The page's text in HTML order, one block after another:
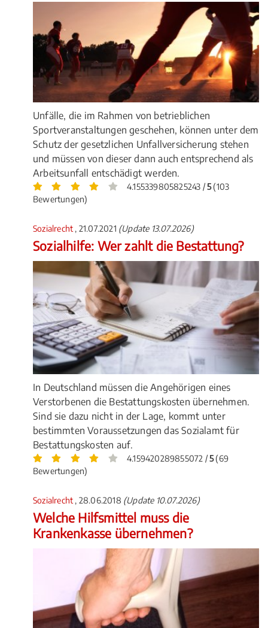
Unfälle, die im Rahmen von betrieblichen
Sportveranstaltungen geschehen, können unter dem
Schutz der gesetzlichen Unfallversicherung stehen
und müssen von dieser dann auch entsprechend als
Arbeitsunfall entschädigt werden.
4.155339805825243 /5(103
Bewertungen)
Sozialrecht , 21.07.2021 (Update 13.07.2026)
Sozialhilfe: Wer zahlt die Bestattung?
In Deutschland müssen die Angehörigen eines
Verstorbenen die Bestattungskosten übernehmen.
Sind sie dazu nicht in der Lage, kommt unter
bestimmten Voraussetzungen das Sozialamt für
Bestattungskosten auf.
4.159420289855072 /5(69
Bewertungen)
Sozialrecht , 28.06.2018 (Update 10.07.2026)
Welche Hilfsmittel muss die
Krankenkasse übernehmen?